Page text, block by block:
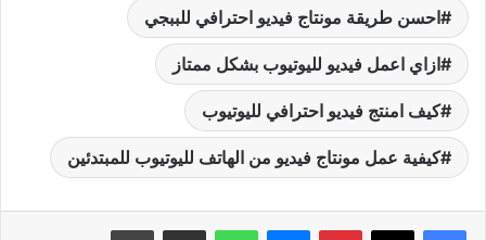
احسن طريقة مونتاج فيديو احترافي للببجي
ازاي اعمل فيديو لليوتيوب بشكل ممتاز
كيف امنتج فيديو احترافي لليوتيوب
كيفية عمل مونتاج فيديو من الهاتف لليوتيوب للمبتدئين
بينتيريست واتساب